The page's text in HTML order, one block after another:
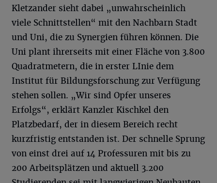
Kletzander sieht dabei „unwahrscheinlich
viele Schnittstellen“ mit den Nachbarn Stadt
und Uni, die zu Synergien führen können. Die
Uni plant ihrerseits mit einer Fläche von 3.800
Quadratmetern, die in erster LInie dem
Institut für Bildungsforschung zur Verfügung
stehen sollen. „Wir sind Opfer unseres
Erfolgs“, erklärt Kanzler Kischkel den
Platzbedarf, der in diesem Bereich recht
kurzfristig entstanden ist. Der schnelle Sprung
von einst drei auf 14 Professuren mit bis zu
200 Arbeitsplätzen und aktuell 3.200